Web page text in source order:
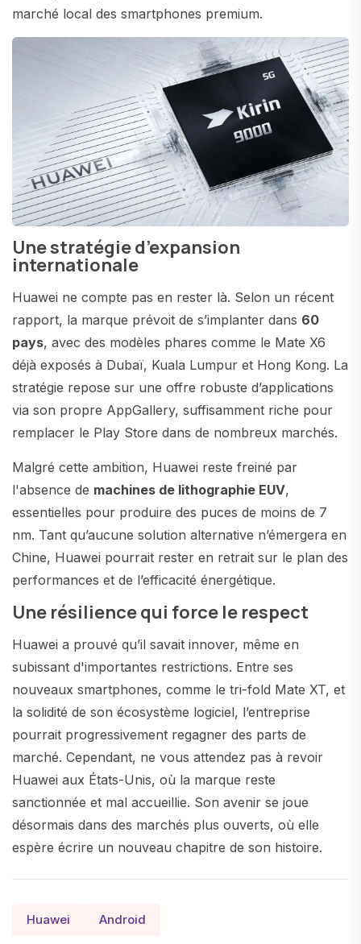
marché local des smartphones premium.
Une stratégie d’expansion
internationale
Huawei ne compte pas en rester là. Selon un récent
rapport, la marque prévoit de s’implanter dans 60
pays, avec des modèles phares comme le Mate X6
déjà exposés à Dubaï, Kuala Lumpur et Hong Kong. La
stratégie repose sur une offre robuste d’applications
via son propre AppGallery, suffisamment riche pour
remplacer le Play Store dans de nombreux marchés.
Malgré cette ambition, Huawei reste freiné par
l'absence de machines de lithographie EUV,
essentielles pour produire des puces de moins de 7
nm. Tant qu’aucune solution alternative n’émergera en
Chine, Huawei pourrait rester en retrait sur le plan des
performances et de l’efficacité énergétique.
Une résilience qui force le respect
Huawei a prouvé qu’il savait innover, même en
subissant d'importantes restrictions. Entre ses
nouveaux smartphones, comme le tri-fold Mate XT, et
la solidité de son écosystème logiciel, l’entreprise
pourrait progressivement regagner des parts de
marché. Cependant, ne vous attendez pas à revoir
Huawei aux États-Unis, où la marque reste
sanctionnée et mal accueillie. Son avenir se joue
désormais dans des marchés plus ouverts, où elle
espère écrire un nouveau chapitre de son histoire.
Huawei Android